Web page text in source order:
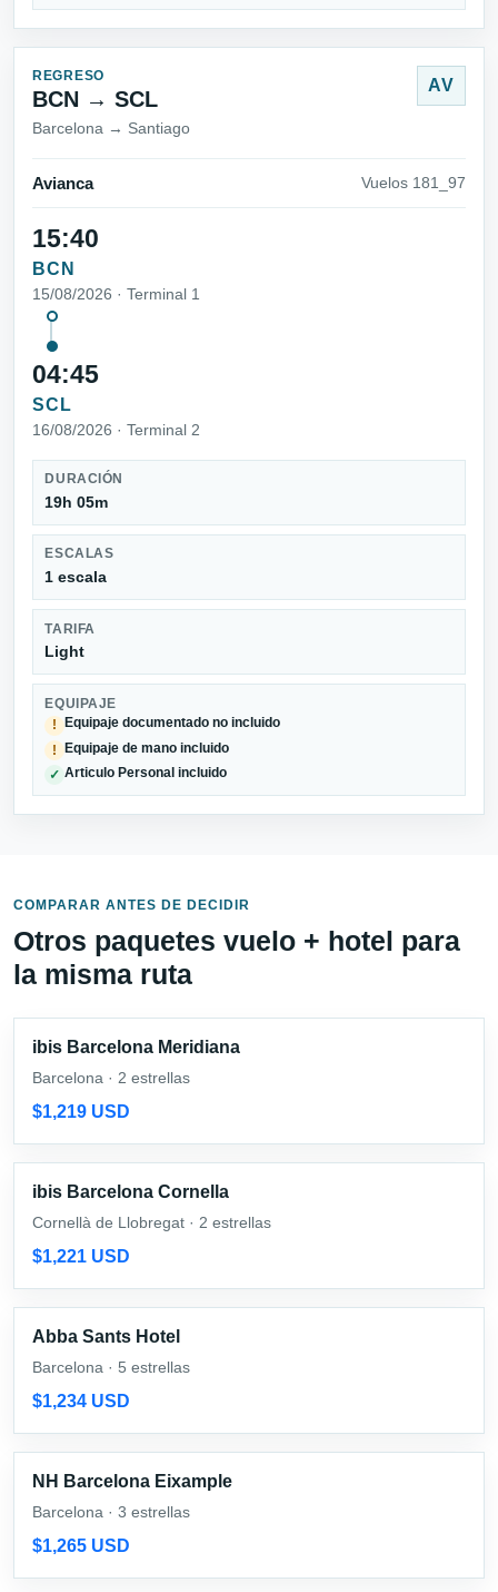
REGRESO
BCN → SCL
Barcelona → Santiago
AV
Avianca Vuelos 181_97
15:40
BCN
15/08/2026 · Terminal 1
04:45
SCL
16/08/2026 · Terminal 2
DURACIÓN
19h 05m
ESCALAS
1 escala
TARIFA
Light
EQUIPAJE
!
Equipaje documentado no incluido
! Equipaje de mano incluido
✓ Articulo Personal incluido
COMPARAR ANTES DE DECIDIR
Otros paquetes vuelo + hotel para
la misma ruta
ibis Barcelona Meridiana
Barcelona · 2 estrellas
$1,219 USD
ibis Barcelona Cornella
Cornellà de Llobregat · 2 estrellas
$1,221 USD
Abba Sants Hotel
Barcelona · 5 estrellas
$1,234 USD
NH Barcelona Eixample
Barcelona · 3 estrellas
$1,265 USD